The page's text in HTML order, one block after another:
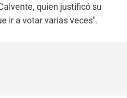
quien justificó su
ir a votar varias veces".